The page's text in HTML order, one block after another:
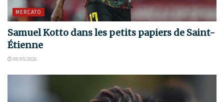
MERCATO
Samuel Kotto dans les petits papiers de Saint-
Étienne
08/05/2026